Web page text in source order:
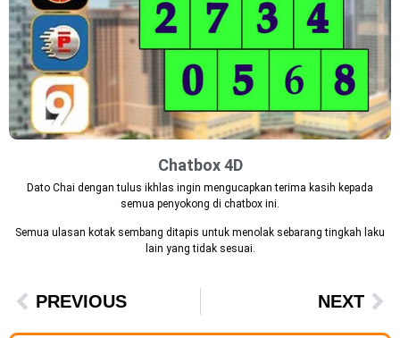
Chatbox 4D
Dato Chai dengan tulus ikhlas ingin mengucapkan terima kasih kepada
semua penyokong di chatbox ini.
Semua ulasan kotak sembang ditapis untuk menolak sebarang tingkah laku
lain yang tidak sesuai.
PREVIOUS NEXT